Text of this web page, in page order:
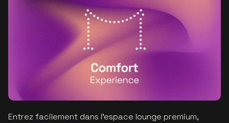
Entrez facilement dans l'espace lounge premium,